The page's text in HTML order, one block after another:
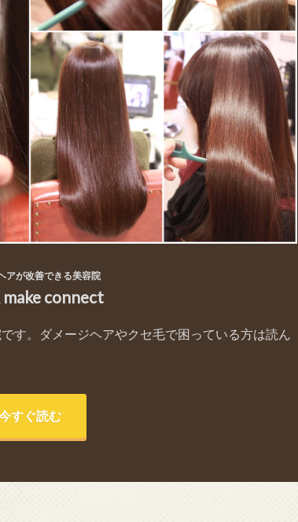
アが改善できる美容院
connect
す。ダメージヘアやクセ毛で困っている方は読ん
すぐ読む